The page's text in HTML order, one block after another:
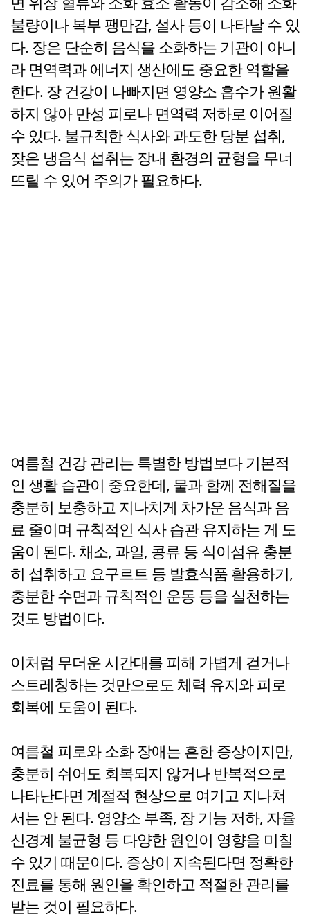
불량이나 복부 팽만감, 설사 등이 나타날 수 있
다. 장은 단순히 음식을 소화하는 기관이 아니
라 면역력과 에너지 생산에도 중요한 역할을
한다. 장 건강이 나빠지면 영양소 흡수가 원활
하지 않아 만성 피로나 면역력 저하로 이어질
수 있다. 불규칙한 식사와 과도한 당분 섭취,
잦은 냉음식 섭취는 장내 환경의 균형을 무너
뜨릴 수 있어 주의가 필요하다.
여름철 건강 관리는 특별한 방법보다 기본적
인 생활 습관이 중요한데, 물과 함께 전해질을
충분히 보충하고 지나치게 차가운 음식과 음
료 줄이며 규칙적인 식사 습관 유지하는 게 도
움이 된다. 채소, 과일, 콩류 등 식이섬유 충분
히 섭취하고 요구르트 등 발효식품 활용하기,
충분한 수면과 규칙적인 운동 등을 실천하는
것도 방법이다.
이처럼 무더운 시간대를 피해 가볍게 걷거나
스트레칭하는 것만으로도 체력 유지와 피로
회복에 도움이 된다.
여름철 피로와 소화 장애는 흔한 증상이지만,
충분히 쉬어도 회복되지 않거나 반복적으로
나타난다면 계절적 현상으로 여기고 지나쳐
서는 안 된다. 영양소 부족, 장 기능 저하, 자율
신경계 불균형 등 다양한 원인이 영향을 미칠
수 있기 때문이다. 증상이 지속된다면 정확한
진료를 통해 원인을 확인하고 적절한 관리를
받는 것이 필요하다.